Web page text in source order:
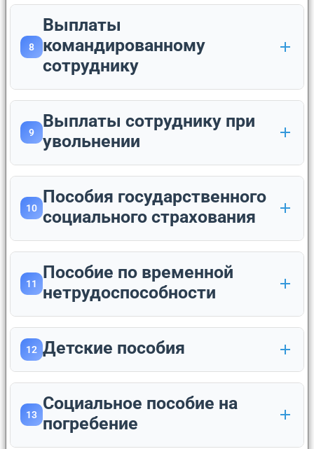
8
Выплаты
командированному
сотруднику
9
Выплаты сотруднику при
увольнении
10
Пособия государственного
социального страхования
11
Пособие по временной
нетрудоспособности
12 Детские пособия
13
Социальное пособие на
погребение